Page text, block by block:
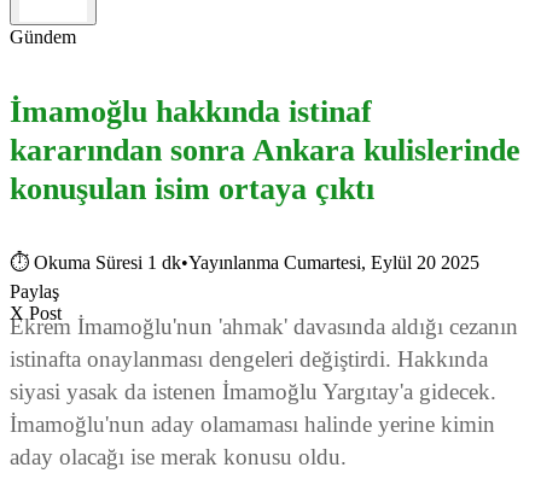
Gündem
İmamoğlu hakkında istinaf
kararından sonra Ankara kulislerinde
konuşulan isim ortaya çıktı
⏱ Okuma Süresi 1 dk•Yayınlanma Cumartesi, Eylül 20 2025
Paylaş
X Post
Ekrem İmamoğlu'nun 'ahmak' davasında aldığı cezanın
istinafta onaylanması dengeleri değiştirdi. Hakkında
siyasi yasak da istenen İmamoğlu Yargıtay'a gidecek.
İmamoğlu'nun aday olamaması halinde yerine kimin
aday olacağı ise merak konusu oldu.